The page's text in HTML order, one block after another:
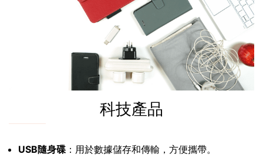
科技產品
USB隨身碟 ：用於數據儲存和傳輸，方便攜帶。